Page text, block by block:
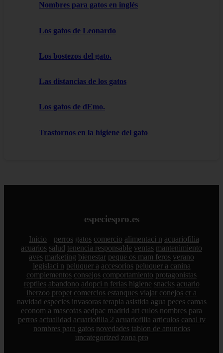
Nombres para gatos en inglés
Los gatos de Leonardo
Los bostezos del gato.
Las distancias de los gatos
Los gatos de dEmo.
Trastornos en la higiene del gato
especiespro.es
Inicio perros gatos comercio alimentaci n acuariofilia
acuarios salud tenencia responsable ventas mantenimiento
aves marketing bienestar peque os mam feros verano
legislaci n peluquer a accesorios peluquer a canina
complementos consejos comportamiento protagonistas
reptiles abandono adopci n ferias higiene snacks acuario
iberzoo propet comercios estanques viajar conejos cr a
navidad especies invasoras terapia asistida agua peces camas
econom a mascotas aedpac madrid art culos nombres para
perros actualidad acuariofilia 2 acuariofilia articulos canal tv
nombres para gatos novedades tablon de anuncios
uncategorized zona pro